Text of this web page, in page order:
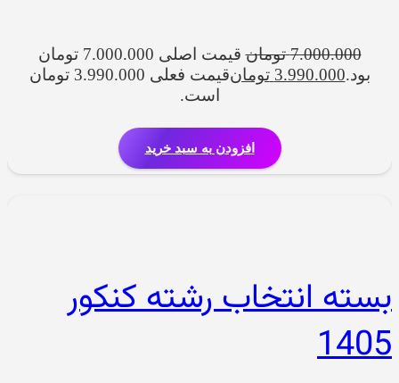
7.000.000 تومان
قیمت اصلی 7.000.000 تومان
بود.3.990.000 تومان
قیمت فعلی 3.990.000 تومان
است.
افزودن به سبد خرید
بسته انتخاب رشته کنکور
1405